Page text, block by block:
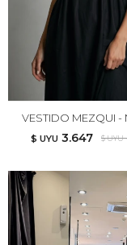
VESTIDO MEZQUI -
$ UYU 3.647 $ UYU